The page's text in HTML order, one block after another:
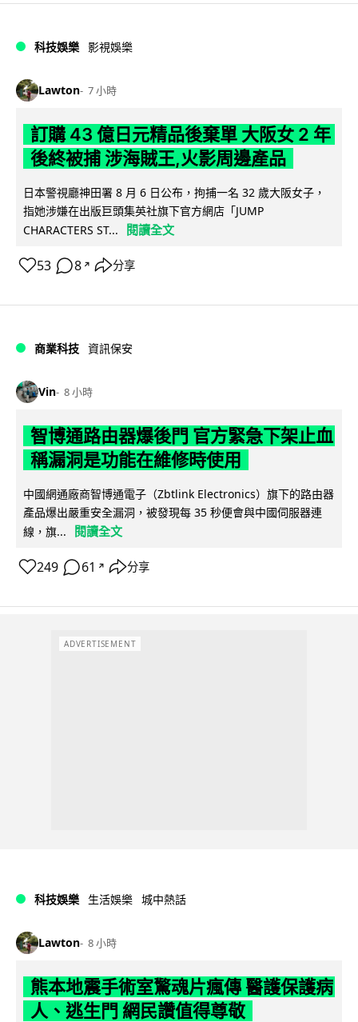
科技娛樂 影視娛樂
Lawton 7 小時
訂購 43 億日元精品後棄單 大阪女 2 年
後終被捕 涉海賊王,火影周邊產品
日本警視廳神田署 8 月 6 日公布，拘捕一名 32 歲大阪女子，
指她涉嫌在出版巨頭集英社旗下官方網店「JUMP
CHARACTERS ST...
閱讀全文
53 8 ↗ 分享
商業科技 資訊保安
Vin 8 小時
智博通路由器爆後門 官方緊急下架止血
稱漏洞是功能在維修時使用
中國網通廠商智博通電子（Zbtlink Electronics）旗下的路由器
產品爆出嚴重安全漏洞，被發現每 35 秒便會與中國伺服器連
線，旗...
閱讀全文
249 61 ↗ 分享
ADVERTISEMENT
科技娛樂 生活娛樂 城中熱話
Lawton 8 小時
熊本地震手術室驚魂片瘋傳 醫護保護病
人、逃生門 網民讚值得尊敬